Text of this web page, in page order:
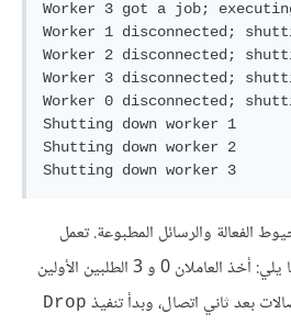
Worker 3 got a job;
Worker 1 disconnected;
Worker 2 disconnected;
Worker 3 disconnected;
Worker 0 disconnected;
Shutting down worker 1
Shutting down worker 2
الفعالة والرسائل المطبوعة. تعمل
الشيفرة وفقًا لهذه الرسائل كما يلي: أخذ العاملان 0 و 3 الطلبين الأولين
بعد ثاني اتصال، وبدأ تنفيذ Drop